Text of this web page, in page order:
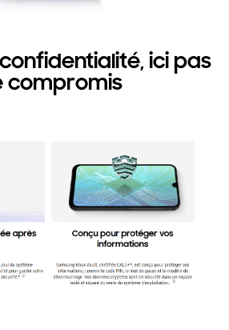
ici pas
compromis